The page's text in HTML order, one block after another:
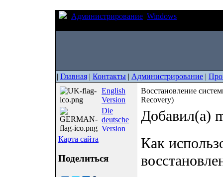
Администрирование Windows
| Главная | Контакты | Администрирование |
English
Version
Die
deutsche
Version
Карта сайта
Поделиться
Восстановление
Recovery)
Добавил(а)
Как